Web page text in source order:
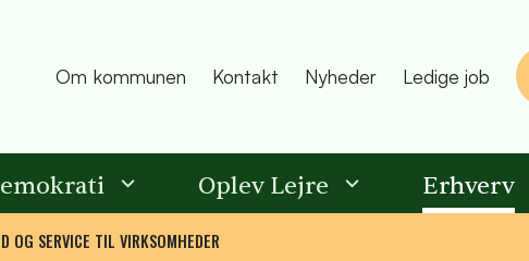
Om kommunen Kontakt Nyheder Ledige job
Oplev Lejre Erhverv
OG SERVICE TIL VIRKSOMHEDER